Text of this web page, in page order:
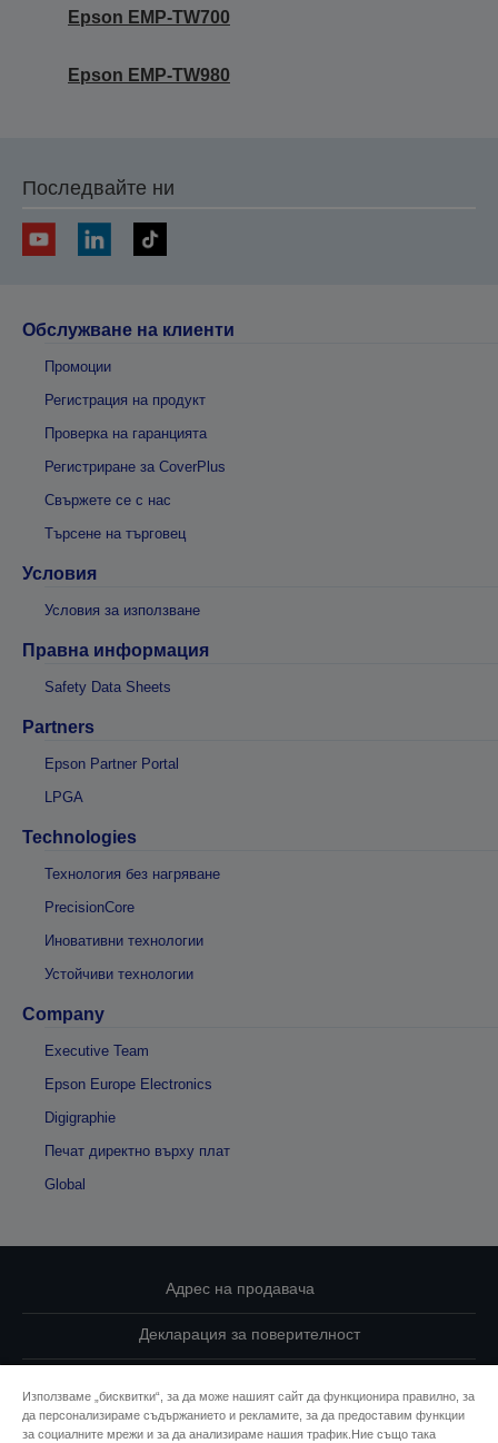
Epson EMP-TW700
Epson EMP-TW980
Последвайте ни
Обслужване на клиенти
Промоции
Регистрация на продукт
Проверка на гаранцията
Регистриране за CoverPlus
Свържете се с нас
Търсене на търговец
Условия
Условия за използване
Правна информация
Safety Data Sheets
Partners
Epson Partner Portal
LPGA
Technologies
Технология без нагряване
PrecisionCore
Иновативни технологии
Устойчиви технологии
Company
Executive Team
Epson Europe Electronics
Digigraphie
Печат директно върху плат
Global
Адрес на продавача
Декларация за поверителност
Свържете се с нас за Вашите данни
Използваме „бисквитки“, за да може нашият сайт да функционира правилно, за
да персонализираме съдържанието и рекламите, за да предоставим функции
за социалните мрежи и за да анализираме нашия трафик.Ние също така